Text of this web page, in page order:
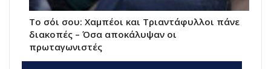
Το σόι σου: Χαμπέοι και Τριαντάφυλλοι πάνε
διακοπές – Όσα αποκάλυψαν οι
πρωταγωνιστές